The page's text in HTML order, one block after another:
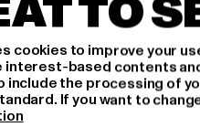
TO
cookies to improve your
interest-based contents
include the processing of
If you want to